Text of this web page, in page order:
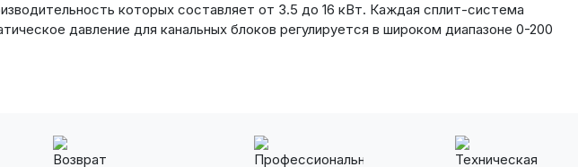
которых составляет от 3.5 до 16 кВт. Каждая сплит-система
давление для канальных блоков регулируется в широком диапазоне 0-200